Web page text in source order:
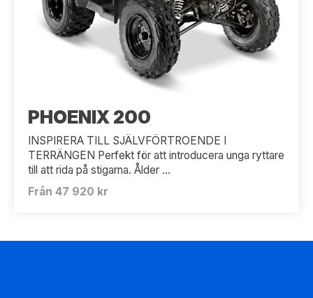
PHOENIX 200
INSPIRERA TILL SJÄLVFÖRTROENDE I
TERRÄNGEN Perfekt för att introducera unga ryttare
till att rida på stigarna. Ålder ...
Från 47 920 kr